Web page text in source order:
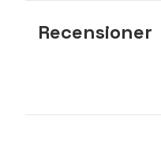
Recensioner